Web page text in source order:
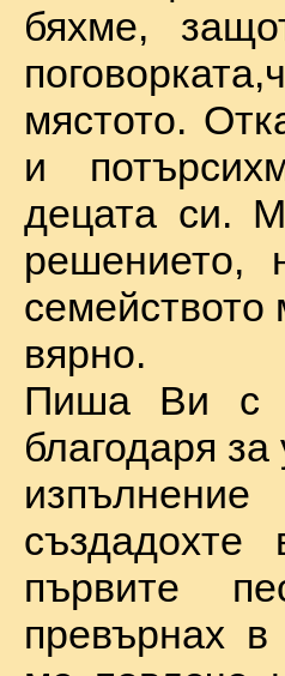
бяхме,
мястото.
и
децата си.
решението,
семейството
вярно.
Пиша Ви с
благодаря
първите
превърнах в